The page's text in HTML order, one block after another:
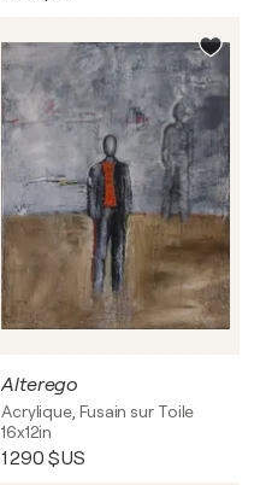
Alterego
Acrylique, Fusain sur Toile
16x12in
1 290 $US